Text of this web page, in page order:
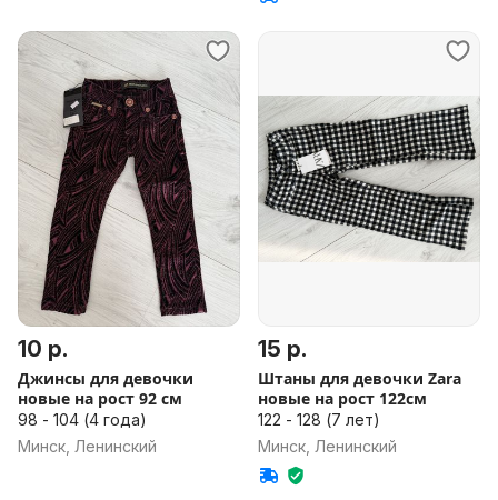
10 р.
Джинсы для девочки
новые на рост 92 см
98 - 104 (4 года)
Минск, Ленинский
15 р.
Штаны для девочки Zara
новые на рост 122см
122 - 128 (7 лет)
Минск, Ленинский